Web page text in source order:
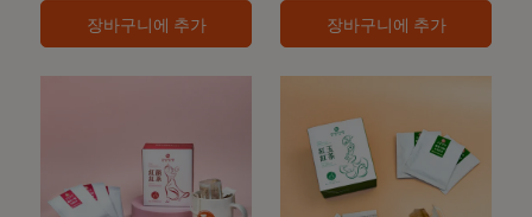
장바구니에 추가 장바구니에 추가